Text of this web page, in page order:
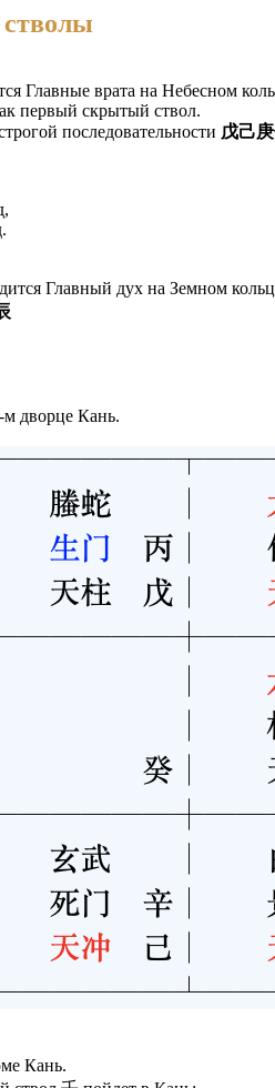
Главные врата на Небесном
первый скрытый ствол.
последовательности 戊己
Главный дух на Земном
м дворце Кань.
Кань.